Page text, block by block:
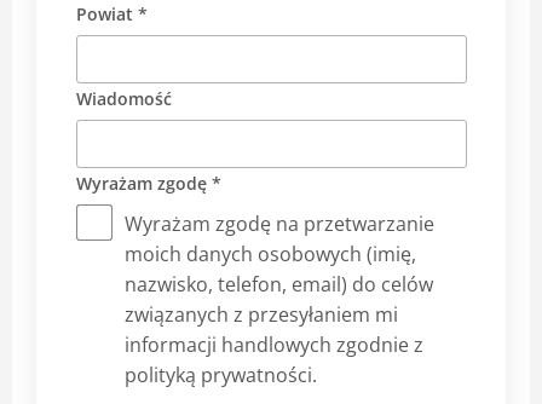
Powiat *
Wiadomość
Wyrażam zgodę *
Wyrażam zgodę na przetwarzanie
moich danych osobowych (imię,
nazwisko, telefon, email) do celów
związanych z przesyłaniem mi
informacji handlowych zgodnie z
polityką prywatności.